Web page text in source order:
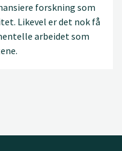
forskning som
Likevel er det nok få
arbeidet som